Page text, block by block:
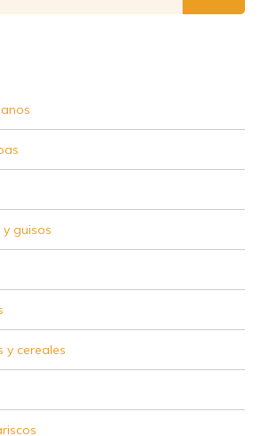
guisos
y cereales